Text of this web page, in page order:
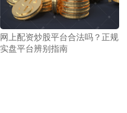
网上配资炒股平台合法吗？正规
实盘平台辨别指南